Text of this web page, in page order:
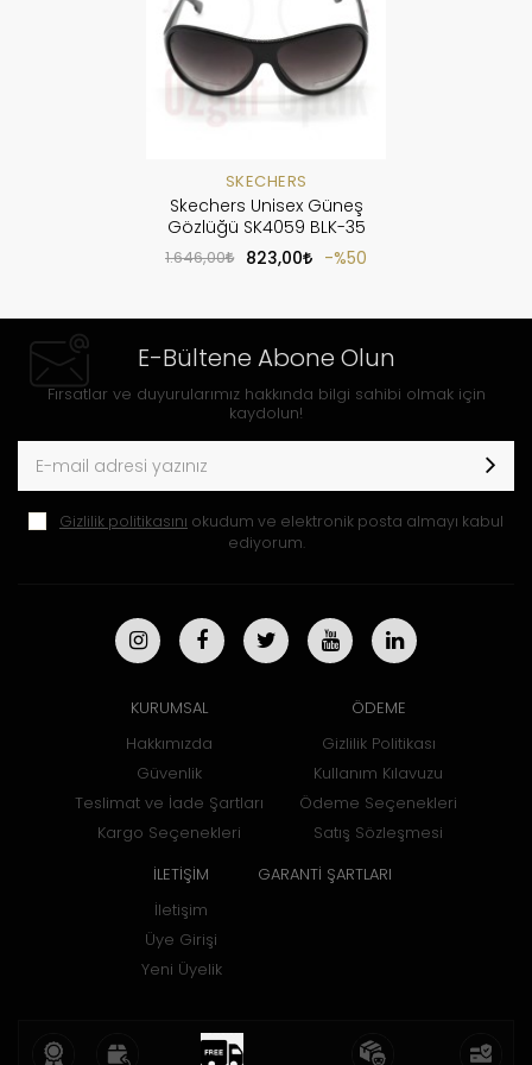
SKECHERS
Skechers Unisex Güneş
Gözlüğü SK4059 BLK-35
1.646,00 823,00 %50
E-Bültene Abone Olun
Fırsatlar ve duyurularımız hakkında bilgi sahibi olmak için
kaydolun!
Gizlilik politikasını okudum ve elektronik posta almayı kabul
ediyorum.
KURUMSAL
Hakkımızda
Güvenlik
Teslimat ve İade Şartları
Kargo Seçenekleri
ÖDEME
Gizlilik Politikası
Kullanım Kılavuzu
Ödeme Seçenekleri
Satış Sözleşmesi
İLETİŞİM
İletişim
Üye Girişi
Yeni Üyelik
GARANTİ ŞARTLARI